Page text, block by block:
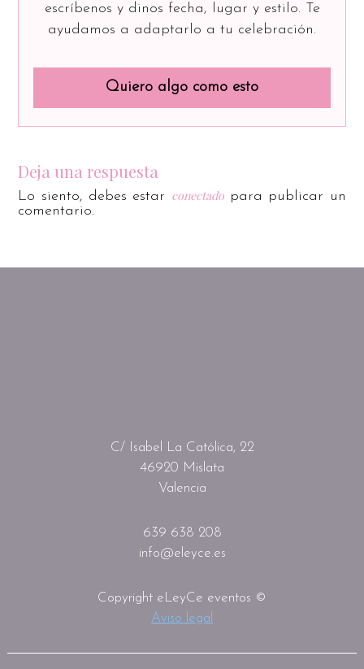
escríbenos y dinos fecha, lugar y estilo. Te
ayudamos a adaptarlo a tu celebración.
Quiero algo como esto
Deja una respuesta
Lo siento, debes estar conectadopara publicar un
comentario.
C/ Isabel La Católica, 22
46920 Mislata
Valencia
639 638 208
info@eleyce.es
Copyright eLeyCe eventos ©
Aviso legal